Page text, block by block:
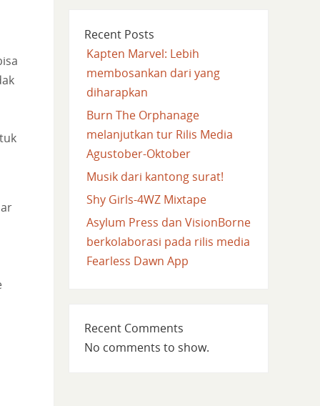
Recent Posts
Kapten Marvel: Lebih
membosankan dari yang
diharapkan
Burn The Orphanage
melanjutkan tur Rilis Media
Agustober-Oktober
Musik dari kantong surat!
Shy Girls-4WZ Mixtape
Asylum Press dan VisionBorne
berkolaborasi pada rilis media
Fearless Dawn App
Recent Comments
No comments to show.